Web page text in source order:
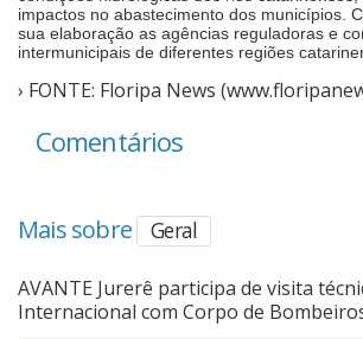
impactos no abastecimento dos municípios.
sua elaboração as agências reguladoras e
intermunicipais de diferentes regiões
› FONTE: Floripa News
Comentários
Mais sobre Geral
AVANTE Jurerê participa de visita
Internacional com Corpo de